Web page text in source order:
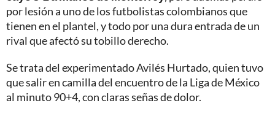
por lesión a uno de los futbolistas colombianos que
tienen en el plantel, y todo por una dura entrada de un
rival que afectó su tobillo derecho.
Se trata del experimentado Avilés Hurtado, quien tuvo
que salir en camilla del encuentro de la Liga de México
al minuto 90+4, con claras señas de dolor.